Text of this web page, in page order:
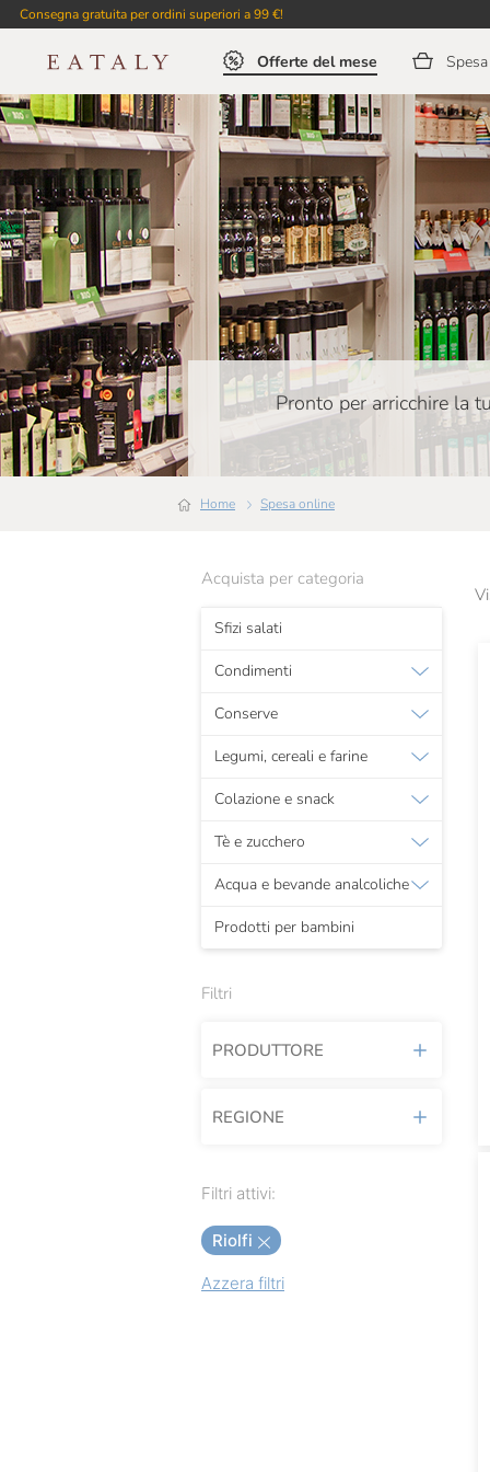
Consegna gratuita per ordini superiori a 99 €!
Offerte del mese
Pronto per arricchire la
Home Spesa online
Acquista per categoria
Sfizi salati
Condimenti
Conserve
Legumi, cereali e farine
Colazione e snack
Tè e zucchero
Acqua e bevande analcoliche
Prodotti per bambini
Filtri
PRODUTTORE
Acantilado
Agricola Del Sole
Agrimontana
Albatros
REGIONE
Abruzzo
Campania
Filtri attivi:
Riolfi
Azzera filtri